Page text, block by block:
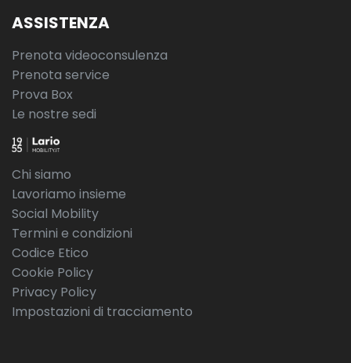
ASSISTENZA
Prenota videoconsulenza
Prenota service
Prova Box
Le nostre sedi
Chi siamo
Lavoriamo insieme
Social Mobility
Termini e condizioni
Codice Etico
Cookie Policy
Privacy Policy
Impostazioni di tracciamento